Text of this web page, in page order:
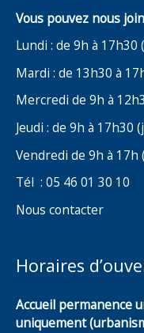
Vous pouvez nous
Lundi : de 9h à
Mardi : de 13h30 à
Mercredi de 9h à
Jeudi : de 9h à 17h30
Vendredi de 9h à
Tél : 05 46 01 30 10
Nous contacter
Horaires
Accueil permanence
uniquement